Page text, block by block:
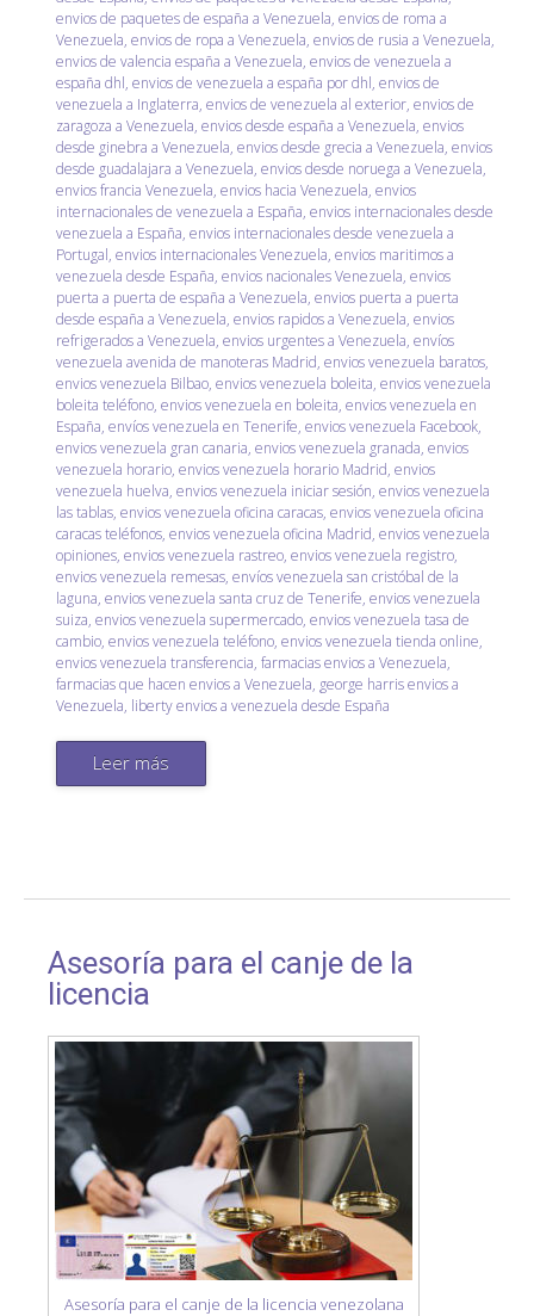
envios de paquetes de españa a Venezuela,envios de roma a
Venezuela,envios de ropa a Venezuela,envios de rusia a Venezuela,
envios de valencia españa a Venezuela,envios de venezuela a
españa dhl,envios de venezuela a españa por dhl,envios de
venezuela a Inglaterra,envios de venezuela al exterior,envios de
zaragoza a Venezuela,envios desde españa a Venezuela,envios
desde ginebra a Venezuela,envios desde grecia a Venezuela,envios
desde guadalajara a Venezuela,envios desde noruega a Venezuela,
envios francia Venezuela,envios hacia Venezuela,envios
internacionales de venezuela a España,envios internacionales desde
venezuela a España,envios internacionales desde venezuela a
Portugal,envios internacionales Venezuela,envios maritimos a
venezuela desde España,envios nacionales Venezuela,envios
puerta a puerta de españa a Venezuela,envios puerta a puerta
desde españa a Venezuela,envios rapidos a Venezuela,envios
refrigerados a Venezuela,envios urgentes a Venezuela,envíos
venezuela avenida de manoteras Madrid,envios venezuela baratos,
envios venezuela Bilbao,envios venezuela boleita,envios venezuela
boleita teléfono,envios venezuela en boleita,envios venezuela en
España,envíos venezuela en Tenerife,envios venezuela Facebook,
envios venezuela gran canaria,envios venezuela granada,envios
venezuela horario,envios venezuela horario Madrid,envios
venezuela huelva,envios venezuela iniciar sesión,envios venezuela
las tablas,envios venezuela oficina caracas,envios venezuela oficina
caracas teléfonos,envios venezuela oficina Madrid,envios venezuela
opiniones,envios venezuela rastreo,envios venezuela registro,
envios venezuela remesas,envíos venezuela san cristóbal de la
laguna,envios venezuela santa cruz de Tenerife,envios venezuela
suiza,envios venezuela supermercado,envios venezuela tasa de
cambio,envios venezuela teléfono,envios venezuela tienda online,
envios venezuela transferencia,farmacias envios a Venezuela,
farmacias que hacen envios a Venezuela, george harris envios a
Venezuela, liberty envios a venezuela desde España
Leer más
Asesoría para el canje de la
licencia
Asesoría para el canje de la licencia venezolana